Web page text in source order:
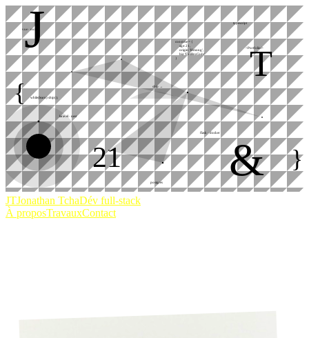
J
T
&
21
vue · nuxt
typescript
laravel · nest
flask · docker
postgres
<Portfolio/>
while(learn) ship();
const me = {
age: 21,
origin: 'Hmong',
biz: 'FastBroCode'
}
{
}
ship →
JTJonathan TchaDév full-stack
À proposTravauxContact